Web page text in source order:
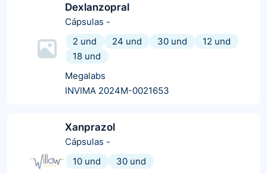
Dexlanzopral
Cápsulas -
2 und
24 und 30 und
12 und
18 und
Megalabs
INVIMA 2024M-0021653
Xanprazol
Cápsulas -
10 und
30 und